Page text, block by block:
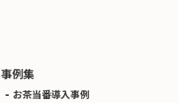
事例集
お茶当番導入事例